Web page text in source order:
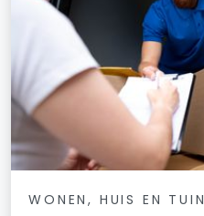
WONEN, HUIS EN TUIN